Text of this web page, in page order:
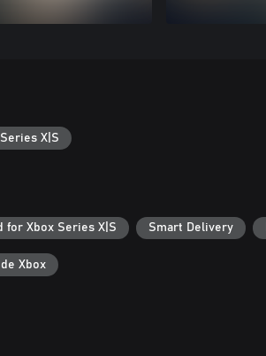
Series X|S
for Xbox Series X|S Smart Delivery
Xbox